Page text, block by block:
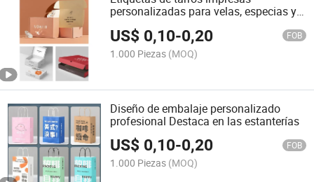
personalizadas para velas, especias y
US$ 0,10-0,20 FOB
1.000 Piezas (MOQ)
Diseño de embalaje personalizado
profesional Destaca en las estanterías
US$ 0,10-0,20 FOB
1.000 Piezas (MOQ)